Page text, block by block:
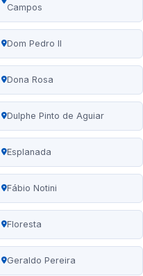
Campos
Dom Pedro II
Dona Rosa
Dulphe Pinto de Aguiar
Esplanada
Fábio Notini
Floresta
Geraldo Pereira